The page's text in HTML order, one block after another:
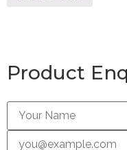
Product